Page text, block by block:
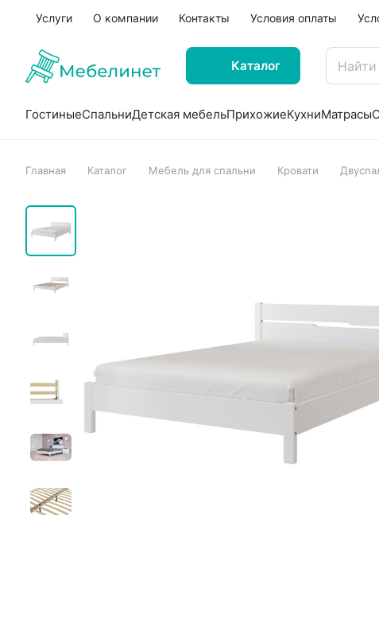
Услуги О компании Контакты Условия оплаты
Каталог
ГостиныеСпальниДетская мебельПрихожиеКухниМатрасы
Главная Каталог Мебель для спальни Кровати